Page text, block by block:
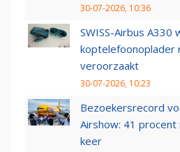
30-07-2026, 10:36
SWISS-Airbus A330
koptelefoonoplader
veroorzaakt
30-07-2026, 10:23
Bezoekersrecord
Airshow: 41
keer